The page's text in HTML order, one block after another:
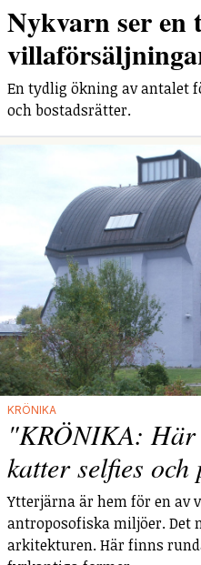
Nykvarn ser en
En tydlig ökning av antalet
och bostadsrätter.
KRÖNIKA
"KRÖNIKA:
katter selfies
Ytterjärna är hem för en av
antroposofiska miljöer. Det
arkitekturen. Här finns